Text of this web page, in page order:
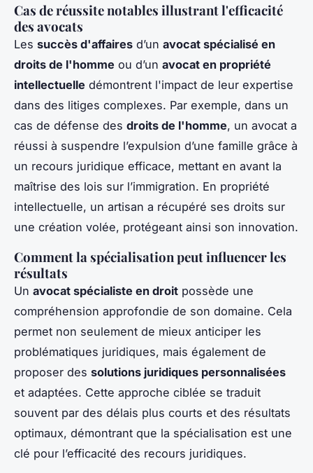
Cas de réussite notables illustrant l'efficacité
des avocats
Les succès d'affaires d’un avocat spécialisé en
droits de l'homme ou d’un avocat en propriété
intellectuelle démontrent l'impact de leur expertise
dans des litiges complexes. Par exemple, dans un
cas de défense des droits de l'homme, un avocat a
réussi à suspendre l’expulsion d’une famille grâce à
un recours juridique efficace, mettant en avant la
maîtrise des lois sur l’immigration. En propriété
intellectuelle, un artisan a récupéré ses droits sur
une création volée, protégeant ainsi son innovation.
Comment la spécialisation peut influencer les
résultats
Un avocat spécialiste en droit possède une
compréhension approfondie de son domaine. Cela
permet non seulement de mieux anticiper les
problématiques juridiques, mais également de
proposer des solutions juridiques personnalisées
et adaptées. Cette approche ciblée se traduit
souvent par des délais plus courts et des résultats
optimaux, démontrant que la spécialisation est une
clé pour l’efficacité des recours juridiques.